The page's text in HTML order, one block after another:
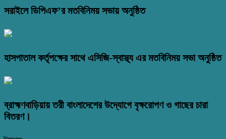
সরাইলে ডিপিএফ’র মতবিনিময় সভায় অনুষ্ঠিত
হাসপাতাল কর্তৃপক্ষের সাথে এসিজি-স্বাস্থ্য এর মতবিনিময় সভা অনুষ্ঠিত
ব্রাহ্মণবাড়িয়ায় তরী বাংলাদেশের উদ্যোগে বৃক্ষরোপণ ও গাছের চারা
বিতরণ।